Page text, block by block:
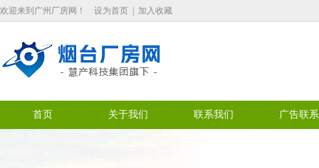
欢迎来到广州厂房网！ 设为首页 加入收藏
首页 关于我们 联系我们 广告联系